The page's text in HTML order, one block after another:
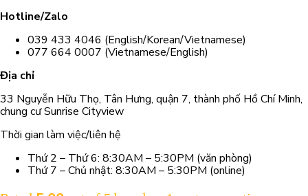
Hotline/Zalo
039 433 4046 (English/Korean/Vietnamese)
077 664 0007 (Vietnamese/English)
Địa chỉ
33 Nguyễn Hữu Thọ, Tân Hưng, quận 7, thành phố Hồ Chí Minh,
chung cư Sunrise Cityview
Thời gian làm việc/liên hệ
Thứ 2 – Thứ 6: 8:30AM – 5:30PM (văn phòng)
Thứ 7 – Chủ nhật: 8:30AM – 5:30PM (online)